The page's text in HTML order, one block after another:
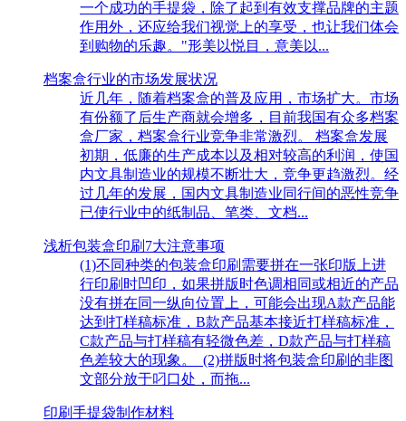
一个成功的手提袋，除了起到有效支撑品牌的主题
作用外，还应给我们视觉上的享受，也让我们体会
到购物的乐趣。"形美以悦目，意美以...
档案盒行业的市场发展状况
近几年，随着档案盒的普及应用，市场扩大。市场
有份额了后生产商就会增多，目前我国有众多档案
盒厂家，档案盒行业竞争非常激烈。 档案盒发展
初期，低廉的生产成本以及相对较高的利润，使国
内文具制造业的规模不断壮大，竞争更趋激烈。经
过几年的发展，国内文具制造业同行间的恶性竞争
已使行业中的纸制品、笔类、文档...
浅析包装盒印刷7大注意事项
(1)不同种类的包装盒印刷需要拼在一张印版上进
行印刷时凹印，如果拼版时色调相同或相近的产品
没有拼在同一纵向位置上，可能会出现A款产品能
达到打样稿标准，B款产品基本接近打样稿标准，
C款产品与打样稿有轻微色差，D款产品与打样稿
色差较大的现象。 (2)拼版时将包装盒印刷的非图
文部分放于叼口处，而拖...
印刷手提袋制作材料